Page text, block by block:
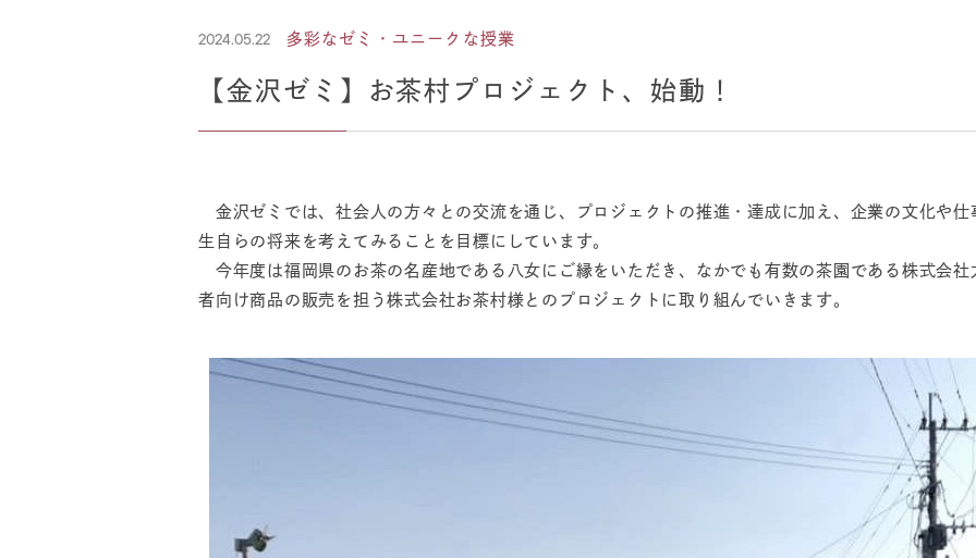
2024.05.22 多彩なゼミ・ユニークな授業
【金沢ゼミ】お茶村プロジェクト、始動！
金沢ゼミでは、社会人の方々との交流を通じ、プロジェクトの推進・達成に加え、企業の文化や
生自らの将来を考えてみることを目標にしています。
今年度は福岡県のお茶の名産地である八女にご縁をいただき、なかでも有数の茶園である株式会
者向け商品の販売を担う株式会社お茶村様とのプロジェクトに取り組んでいきます。